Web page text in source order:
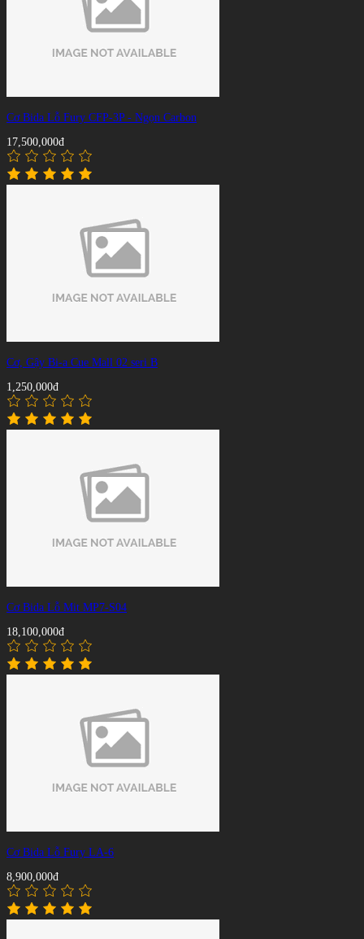
Cơ Bida Lỗ Fury CFP-3P - Ngọn Carbon
17,500,000đ
Cơ, Gậy Bi-a Cue Mall 02 seri B
1,250,000đ
Cơ Bida Lỗ Mit MP7-S04
18,100,000đ
Cơ Bida Lỗ Fury LA-6
8,900,000đ